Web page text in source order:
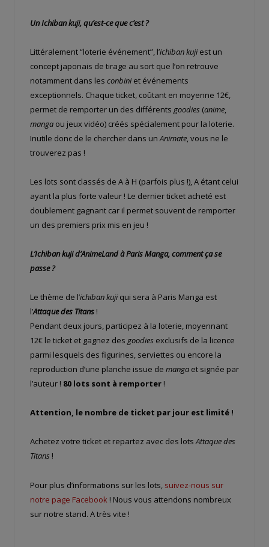
Un Ichiban kuji, qu’est-ce que c’est ?
Littéralement “loterie événement”, l’ichiban kujiest un
concept japonais de tirage au sort que l’on retrouve
notamment dans les conbiniet événements
exceptionnels. Chaque ticket, coûtant en moyenne 12€,
permet de remporter un des différents goodies (anime,
manga ou jeux vidéo) créés spécialement pour la loterie.
Inutile donc de le chercher dans unAnimate, vous ne le
trouverez pas !
Les lots sont classés de A à H (parfois plus !), A étant celui
ayant la plus forte valeur ! Le dernier ticket acheté est
doublement gagnant car il permet souvent de remporter
un des premiers prix mis en jeu !
L’Ichiban kuji d’AnimeLand à Paris Manga, comment ça se
passe ?
Le thème de l’ichiban kujiqui sera à Paris Manga est
l’Attaque des Titans !
Pendant deux jours, participez à la loterie, moyennant
12€ le ticket et gagnez des goodies exclusifs de la licence
parmi lesquels des figurines, serviettes ou encore la
reproduction d’une planche issue de manga et signée par
l’auteur ! 80 lots sont à remporter !
Attention, le nombre de ticket par jour est limité !
Achetez votre ticket et repartez avec des lotsAttaque des
Titans !
Pour plus d’informations sur les lots, suivez-nous sur
notre page Facebook ! Nous vous attendons nombreux
sur notre stand. A très vite !